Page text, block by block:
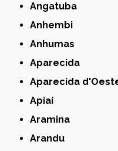
Angatuba
Anhembi
Anhumas
Aparecida
Aparecida
Apiaí
Aramina
Arandu